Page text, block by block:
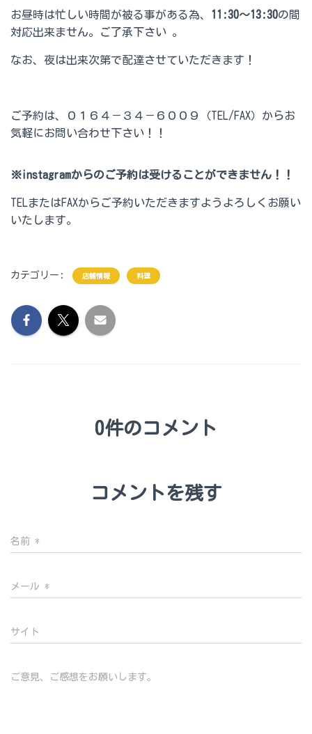
お昼時は忙しい時間が被る事がある為、 11:30〜13:30の間
対応出来ません。ご了承下さい 。
なお、夜は出来次第で配達させていただきます！
ご予約は、０１６４－３４－６００９（TEL/FAX）からお
気軽にお問い合わせ下さい！！
※instagramからのご予約は受けることができません！！
TELまたはFAXからご予約いただきますようよろしくお願い
いたします。
カテゴリー: 店舗情報 料理
0件のコメント
コメントを残す
名前 *
メール *
サイト
ご意見、ご感想をお願いします。